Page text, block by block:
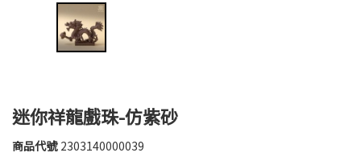
迷你祥龍戲珠-仿紫砂
商品代號 2303140000039
2303140000039